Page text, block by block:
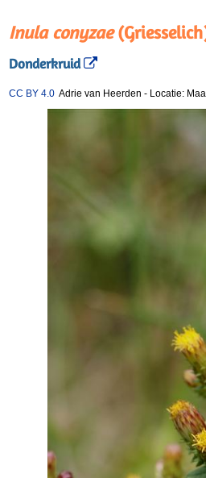
Inula conyzae
Donderkruid
CC BY 4.0 Adrie van Heerden - Locatie: